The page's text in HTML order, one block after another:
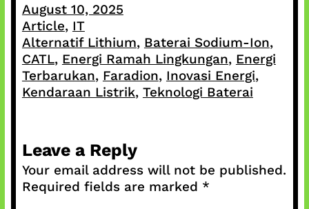
August 10, 2025
Article, IT
Alternatif Lithium, Baterai Sodium-Ion ,
CATL, Energi Ramah Lingkungan, Energi
Terbarukan, Faradion, Inovasi Energi ,
Kendaraan Listrik, Teknologi Baterai
Leave a Reply
Your email address will not be published.
Required fields are marked *